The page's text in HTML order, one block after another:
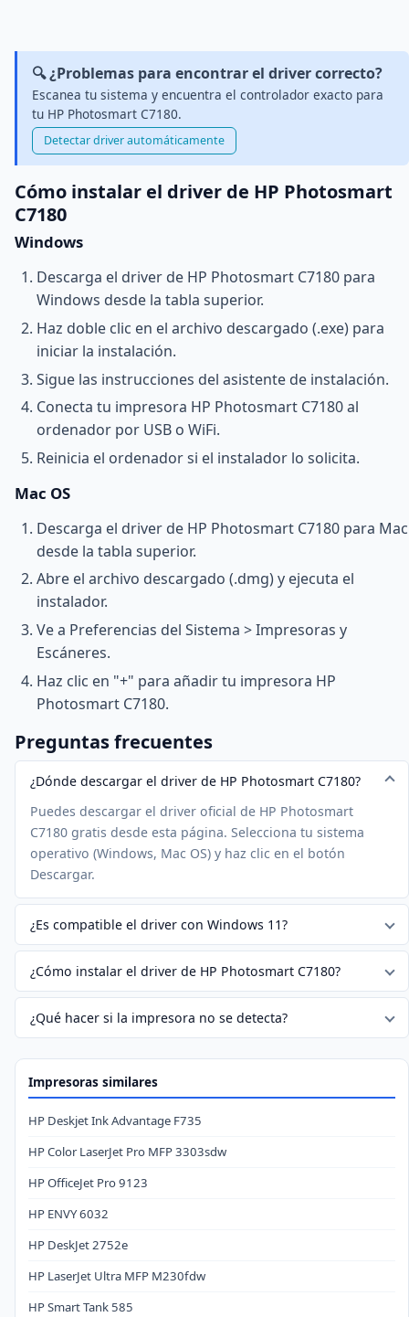
🔍 ¿Problemas para encontrar el driver correcto?
Escanea tu sistema y encuentra el controlador exacto para
tu HP Photosmart C7180.
Detectar driver automáticamente
Cómo instalar el driver de HP Photosmart
C7180
Windows
Descarga el driver de HP Photosmart C7180 para
Windows desde la tabla superior.
Haz doble clic en el archivo descargado (.exe) para
iniciar la instalación.
Sigue las instrucciones del asistente de instalación.
Conecta tu impresora HP Photosmart C7180 al
ordenador por USB o WiFi.
Reinicia el ordenador si el instalador lo solicita.
Mac OS
Descarga el driver de HP Photosmart C7180 para Mac
desde la tabla superior.
Abre el archivo descargado (.dmg) y ejecuta el
instalador.
Ve a Preferencias del Sistema > Impresoras y
Escáneres.
Haz clic en "+" para añadir tu impresora HP
Photosmart C7180.
Preguntas frecuentes
¿Dónde descargar el driver de HP Photosmart C7180?
Puedes descargar el driver oficial de HP Photosmart
C7180 gratis desde esta página. Selecciona tu sistema
operativo (Windows, Mac OS) y haz clic en el botón
Descargar.
¿Es compatible el driver con Windows 11?
¿Cómo instalar el driver de HP Photosmart C7180?
¿Qué hacer si la impresora no se detecta?
Impresoras similares
HP Deskjet Ink Advantage F735
HP Color LaserJet Pro MFP 3303sdw
HP OfficeJet Pro 9123
HP ENVY 6032
HP DeskJet 2752e
HP LaserJet Ultra MFP M230fdw
HP Smart Tank 585